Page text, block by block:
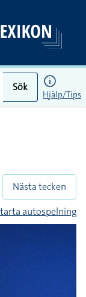
Sök
Hjälp/Tips
Nästa tecken
autospelning